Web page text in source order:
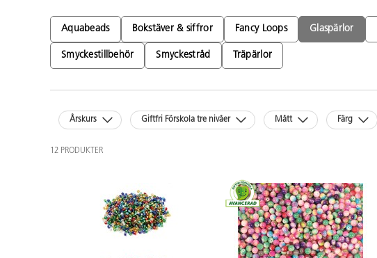
Aquabeads Bokstäver & siffror Fancy Loops Glaspärlor
Smyckestillbehör Smyckestråd Träpärlor
Årskurs Giftfri Förskola tre nivåer Mått Färg
12 PRODUKTER